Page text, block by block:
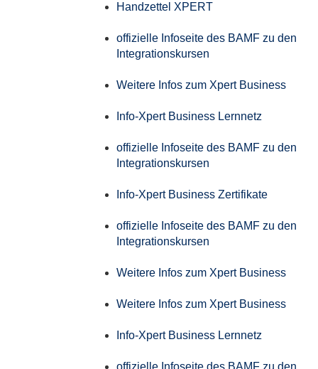
Handzettel XPERT
offizielle Infoseite des BAMF zu den
Integrationskursen
Weitere Infos zum Xpert Business
Info-Xpert Business Lernnetz
offizielle Infoseite des BAMF zu den
Integrationskursen
Info-Xpert Business Zertifikate
offizielle Infoseite des BAMF zu den
Integrationskursen
Weitere Infos zum Xpert Business
Weitere Infos zum Xpert Business
Info-Xpert Business Lernnetz
offizielle Infoseite des BAMF zu den